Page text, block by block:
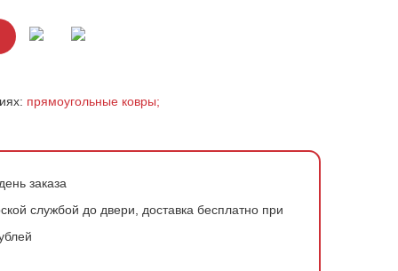
прямоугольные ковры;
заказа
службой до двери, доставка бесплатно при